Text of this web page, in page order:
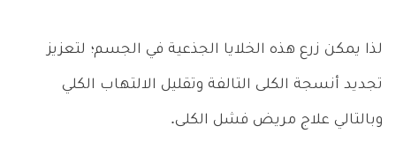
لذا يمكن زرع هذه الخلايا الجذعية في الجسم؛ لتعزيز
تجديد أنسجة الكلى التالفة وتقليل الالتهاب الكلي
وبالتالي علاج مريض فشل الكلى.